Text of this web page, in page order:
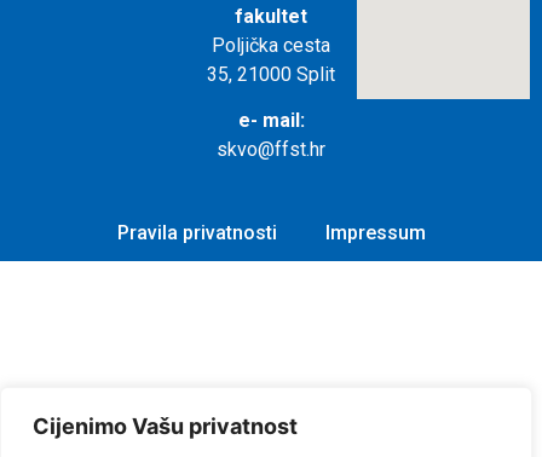
Cijenimo Vašu privatnost
fakultet
Poljička cesta
35, 21000 Split
e- mail:
skvo@ffst.hr
Pravila privatnosti Impressum